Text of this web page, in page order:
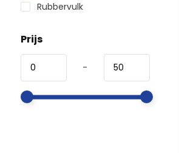
Rubbervulk
Prijs
-